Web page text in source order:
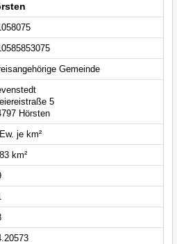
Gemeinde
5
Hörsten
je km²
km²